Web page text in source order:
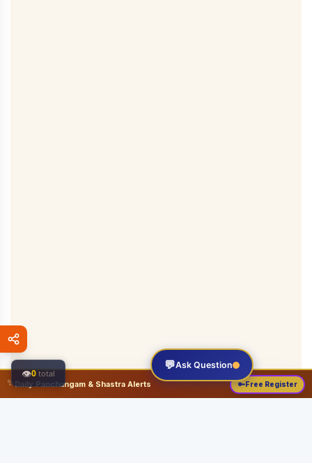
💬Ask Question
✨ Daily Panchangam & Shastra Alerts 🔑Free Register
👁0 total